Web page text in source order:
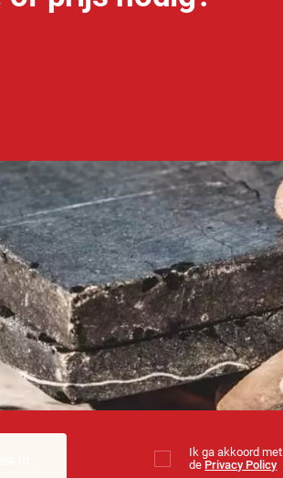
Ik ga akkoord met
de Privacy Policy